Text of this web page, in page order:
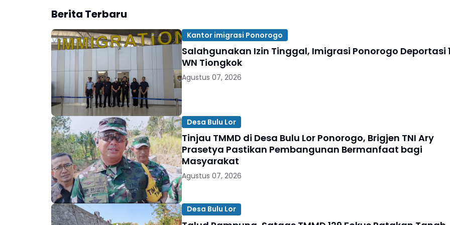
Berita Terbaru
Kantor imigrasi Ponorogo
Salahgunakan Izin Tinggal, Imigrasi Ponorogo Deportasi
WN Tiongkok
Agustus 07, 2026
Desa Bulu Lor
Tinjau TMMD di Desa Bulu Lor Ponorogo, Brigjen TNI Ary
Prasetya Pastikan Pembangunan Bermanfaat bagi
Masyarakat
Agustus 07, 2026
Desa Bulu Lor